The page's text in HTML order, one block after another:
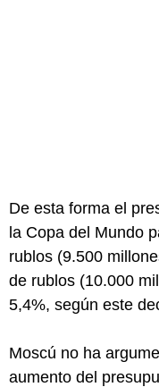
De esta forma el
la Copa del Mundo
rublos (9.500
de rublos (10.000
5,4%, según este
Moscú no ha
aumento del